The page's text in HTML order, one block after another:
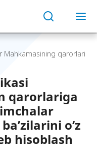
Mahkamasining qarorlari
qarorlariga
o‘z
hisoblash